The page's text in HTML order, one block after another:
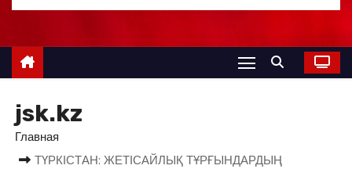
jsk.kz
Главная
ТҮРКІСТАН: ЖЕТІСАЙЛЫҚ ТҰРҒЫНДАРДЫҢ